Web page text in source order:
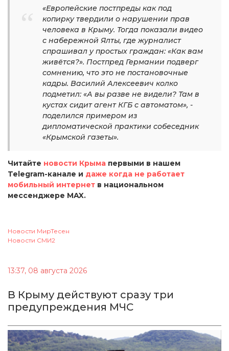
«Европейские постпреды как под
копирку твердили о нарушении прав
человека в Крыму. Тогда показали видео
с набережной Ялты, где журналист
спрашивал у простых граждан: «Как вам
живётся?». Постпред Германии подверг
сомнению, что это не постановочные
кадры. Василий Алексеевич колко
подметил: «А вы разве не видели? Там в
кустах сидит агент КГБ с автоматом», -
поделился примером из
дипломатической практики собеседник
«Крымской газеты».
Читайте новости Крыма первыми в нашем
Telegram-канале и даже когда не работает
мобильный интернет в национальном
мессенджере MAX.
Новости МирТесен
Новости СМИ2
13:37, 08 августа 2026
В Крыму действуют сразу три
предупреждения МЧС